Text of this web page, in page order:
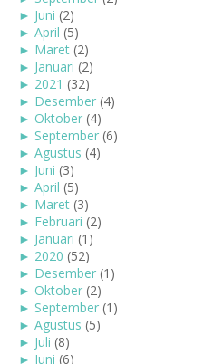
► Juni (2)
► April (5)
► Maret (2)
► Januari (2)
► 2021 (32)
► Desember (4)
► Oktober (4)
► September (6)
► Agustus (4)
► Juni (3)
► April (5)
► Maret (3)
► Februari (2)
► Januari (1)
► 2020 (52)
► Desember (1)
► Oktober (2)
► September (1)
► Agustus (5)
► Juli (8)
► Juni (6)